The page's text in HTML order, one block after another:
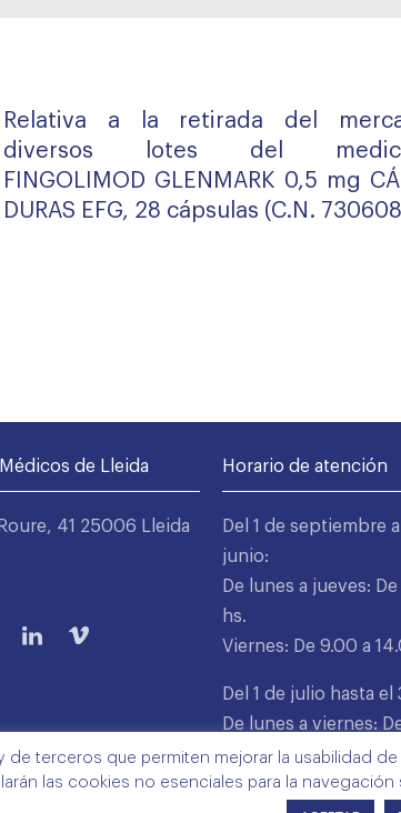
Relativa a la retirada del
diversos lotes del
FINGOLIMOD GLENMARK 0,5 mg
DURAS EFG, 28 cápsulas (C.N.
de Lleida
41 25006 Lleida
Horario de atención
Del 1 de septiembre
junio:
De lunes a jueves:
hs.
Viernes: De 9.00 a
Del 1 de julio hasta el
De lunes a viernes:
15.00 hs.
de terceros que permiten mejorar la usabilidad
las cookies no esenciales para la